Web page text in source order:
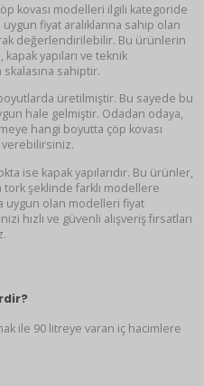
kovası modelleri ilgili kategoride
fiyat aralıklarına sahip olan
değerlendirilebilir. Bu ürünlerin
yapıları ve teknik
sahiptir.
üretilmiştir. Bu sayede bu
hale gelmiştir. Odadan odaya,
hangi boyutta çöp kovası
verebilirsiniz.
ise kapak yapılarıdır. Bu ürünler,
tork şeklinde farklı modellere
uygun olan modelleri fiyat
hızlı ve güvenli alışveriş fırsatları
ile 90 litreye varan iç hacimlere